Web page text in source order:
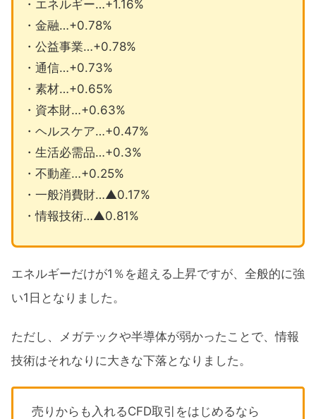
・エネルギー…+1.16%
・金融…+0.78%
・公益事業…+0.78%
・通信…+0.73%
・素材…+0.65%
・資本財…+0.63%
・ヘルスケア…+0.47%
・生活必需品…+0.3%
・不動産…+0.25%
・一般消費財…▲0.17%
・情報技術…▲0.81%
エネルギーだけが1％を超える上昇ですが、全般的に強
い1日となりました。
ただし、メガテックや半導体が弱かったことで、情報
技術はそれなりに大きな下落となりました。
売りからも入れるCFD取引をはじめるなら